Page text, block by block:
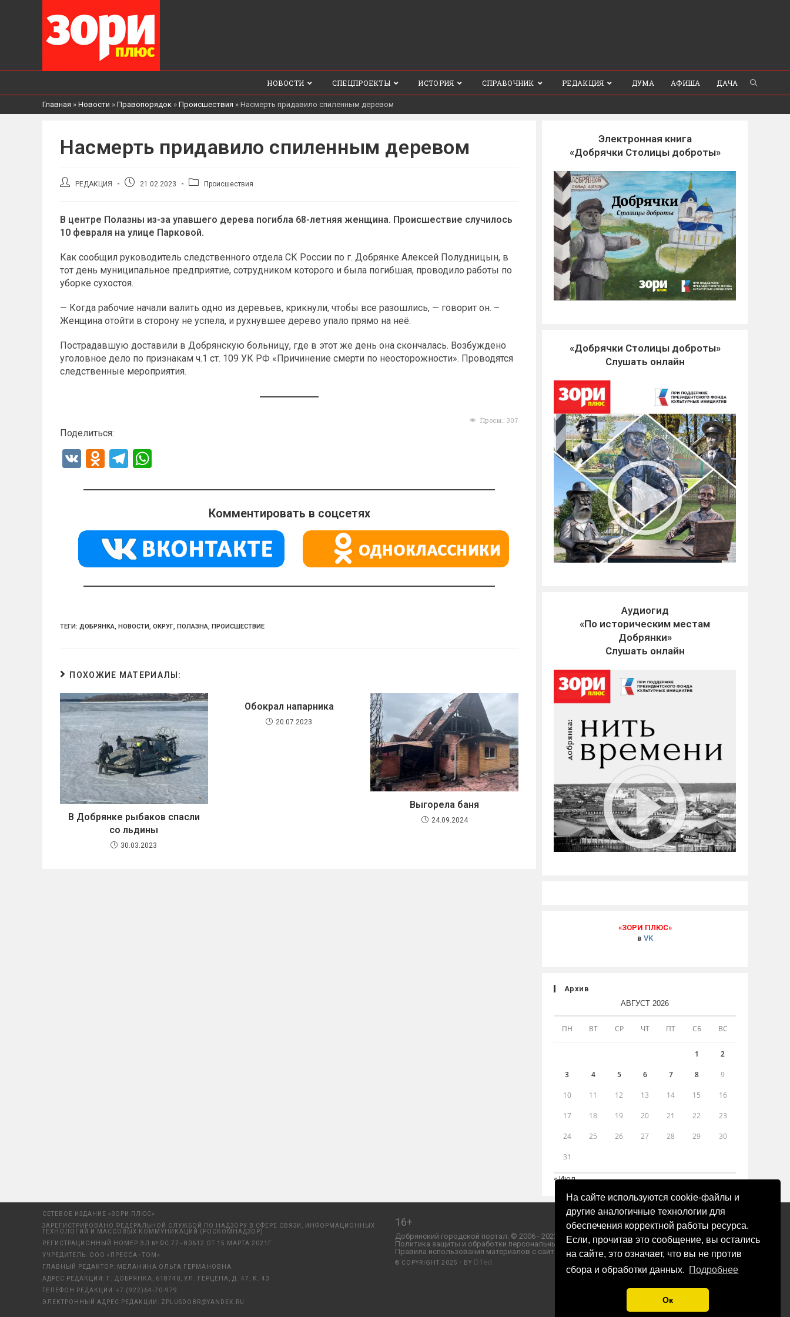
На сайте используются cookie-файлы и
другие аналогичные технологии для
обеспечения корректной работы ресурса.
Если, прочитав это сообщение, вы остались
на сайте, это означает, что вы не против
сбора и обработки данных. Подробнее
Ок
НОВОСТИ СПЕЦПРОЕКТЫ ИСТОРИЯ СПРАВОЧНИК РЕДАКЦИЯ ДУМА АФИША ДАЧА
Главная » Новости » Правопорядок » Происшествия » Насмерть придавило спиленным деревом
Насмерть придавило спиленным деревом
АвторРЕДАКЦИЯ
Запись21.02.2023
РубрикаПроисшествия
В центре Полазны из-за упавшего дерева погибла 68-летняя женщина. Происшествие случилось
10 февраля на улице Парковой.
Как сообщил руководитель следственного отдела СК России по г. Добрянке Алексей Полудницын, в
тот день муниципальное предприятие, сотрудником которого и была погибшая, проводило работы по
уборке сухостоя.
— Когда рабочие начали валить одно из деревьев, крикнули, чтобы все разошлись, — говорит он. –
Женщина отойти в сторону не успела, и рухнувшее дерево упало прямо на неё.
Пострадавшую доставили в Добрянскую больницу, где в этот же день она скончалась. Возбуждено
уголовное дело по признакам ч.1 ст. 109 УК РФ «Причинение смерти по неосторожности». Проводятся
следственные мероприятия.
Просм.: 307
Поделиться:
V
O
n
kl
a
ss
ni
T
e
a
m
at
A
p
p
Комментировать в соцсетях
ТЕГИ: ДОБРЯНКА, НОВОСТИ, ОКРУГ, ПОЛАЗНА, ПРОИСШЕСТВИЕ
ПОХОЖИЕ МАТЕРИАЛЫ:
В Добрянке рыбаков спасли
со льдины
30.03.2023
Обокрал напарника
20.07.2023
Выгорела баня
24.09.2024
Электронная книга
«Добрячки Столицы доброты»
«Добрячки Столицы доброты»
Слушать онлайн
Аудиогид
«По историческим местам
Добрянки»
Слушать онлайн
«ЗОРИ ПЛЮС»
в VK
Архив
АВГУСТ 2026
ПН ВТ СР ЧТ ПТ СБ ВС
1 2
3 4 5 6 7 8 9
10 11 12 13 14 15 16
17 18 19 20 21 22 23
24 25 26 27 28 29 30
31
« Июл
СЕТЕВОЕ ИЗДАНИЕ «ЗОРИ ПЛЮС»
ЗАРЕГИСТРИРОВАНО ФЕДЕРАЛЬНОЙ СЛУЖБОЙ ПО НАДЗОРУ В СФЕРЕ СВЯЗИ, ИНФОРМАЦИОННЫХ
ТЕХНОЛОГИЙ И МАССОВЫХ КОММУНИКАЦИЙ (РОСКОМНАДЗОР)
РЕГИСТРАЦИОННЫЙ НОМЕР ЭЛ № ФС 77–80612 ОТ 15 МАРТА 2021Г.
УЧРЕДИТЕЛЬ: ООО «ПРЕССА–ТОМ»
ГЛАВНЫЙ РЕДАКТОР: МЕЛАНИНА ОЛЬГА ГЕРМАНОВНА
АДРЕС РЕДАКЦИИ: Г. ДОБРЯНКА, 618740, УЛ. ГЕРЦЕНА, Д. 47, К. 43
ТЕЛЕФОН РЕДАКЦИИ: +7 (922)64-70-979
ЭЛЕКТРОННЫЙ АДРЕС РЕДАКЦИИ: ZPLUSDOBR@YANDEX.RU
16+
Добрянский городской портал. © 2006 - 2023 ООО «Пресса-Том».
Политика защиты и обработки персональных данных ООО «Пресса-Том».
Правила использования материалов с сайта «ЗОРИ ПЛЮС».
© COPYRIGHT 2025 · BY D1ed